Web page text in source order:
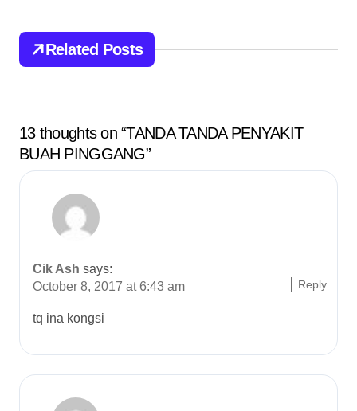
g
i
o
Related Posts
13 thoughts on “TANDA TANDA PENYAKIT
BUAH PINGGANG”
Cik Ash says:
October 8, 2017 at 6:43 am
tq ina kongsi
Reply